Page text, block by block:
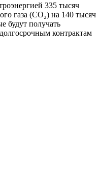
335 тысяч
газа (CO₂) на 140 тысяч
будут получать
контрактам